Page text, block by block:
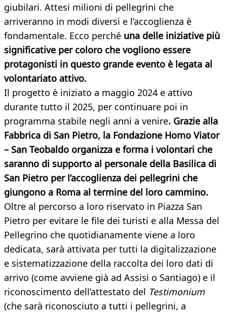
giubilari. Attesi milioni di pellegrini che
arriveranno in modi diversi e l’accoglienza è
fondamentale. Ecco perché una delle iniziative più
significative per coloro che vogliono essere
protagonisti in questo grande evento è legata al
volontariato attivo.
Il progetto è iniziato a maggio 2024 e attivo
durante tutto il 2025, per continuare poi in
programma stabile negli anni a venire. Grazie alla
Fabbrica di San Pietro, la Fondazione Homo Viator
– San Teobaldo organizza e forma i volontari che
saranno di supporto al personale della Basilica di
San Pietro per l’accoglienza dei pellegrini che
giungono a Roma al termine del loro cammino.
Oltre al percorso a loro riservato in Piazza San
Pietro per evitare le file dei turisti e alla Messa del
Pellegrino che quotidianamente viene a loro
dedicata, sarà attivata per tutti la digitalizzazione
e sistematizzazione della raccolta dei loro dati di
arrivo (come avviene già ad Assisi o Santiago) e il
riconoscimento dell’attestato del Testimonium
(che sarà riconosciuto a tutti i pellegrini, a